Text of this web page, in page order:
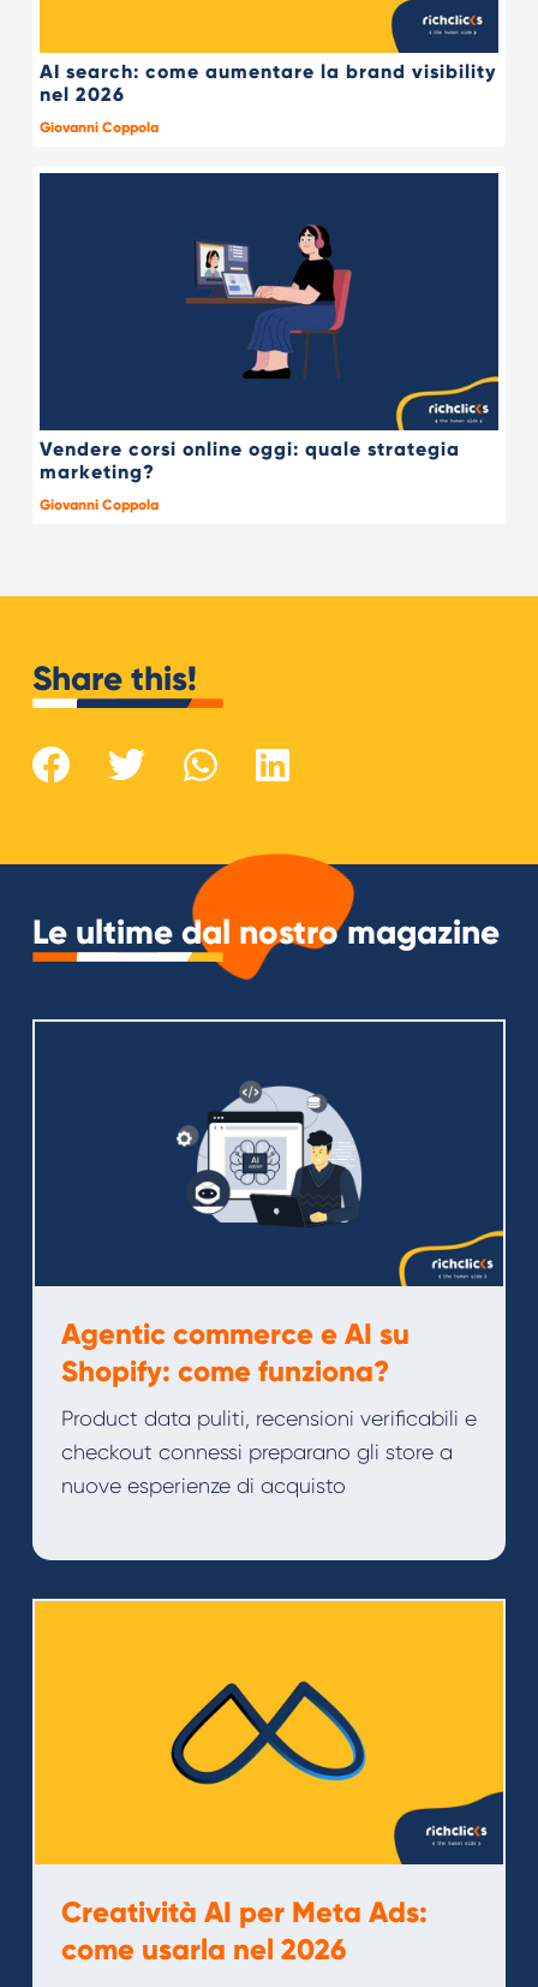
AI search: come aumentare la brand visibility
nel 2026
Giovanni Coppola
Vendere corsi online oggi: quale strategia
marketing?
Giovanni Coppola
Share this!
Le ultime dal nostro magazine
Agentic commerce e AI su
Shopify: come funziona?
Product data puliti, recensioni verificabili e
checkout connessi preparano gli store a
nuove esperienze di acquisto
Creatività AI per Meta Ads:
come usarla nel 2026